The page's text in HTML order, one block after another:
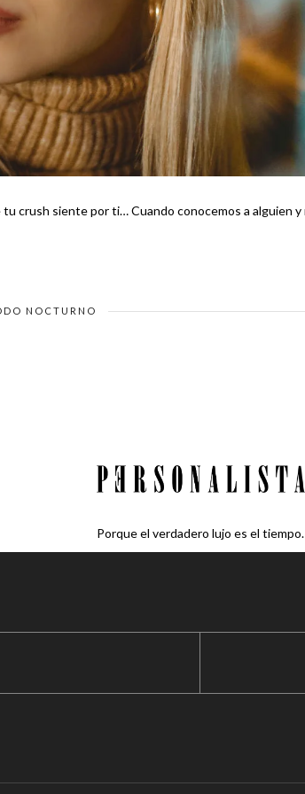
a alguien y nos gusta, es muy
NOCTURNO
Porque el verdadero lujo es el tiempo.